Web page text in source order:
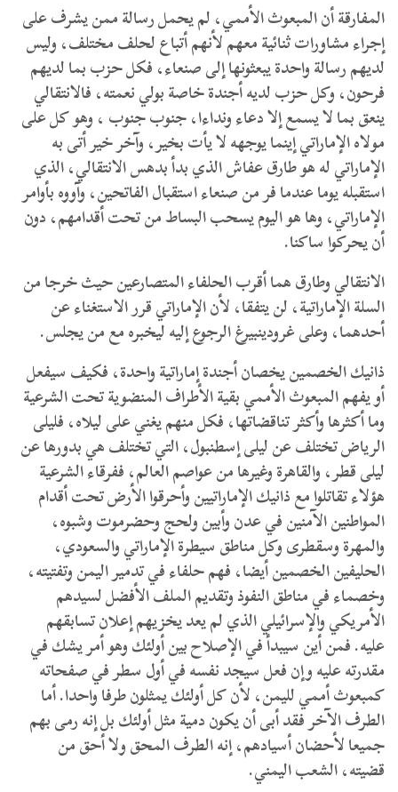
المفارقة أن المبعوث الأممي، لم يحمل رسالة ممن يشرف على
إجراء مشاورات ثنائية معهم لأنهم أتباع لحلف مختلف، وليس
لديهم رسالة واحدة يبعثونها إلى صنعاء، فكل حزب بما لديهم
فرحون، وكل حزب لديه أجندة خاصة بولي نعمته، فالانتقالي
ينعق بما لا يسمع إلا دعاء ونداءا، جنوب جنوب ، وهو كل على
مولاه الإماراتي إينما يوجهه لا يأت بخير، وآخر خير أتى به
الإماراتي له هو طارق عفاش الذي بدأ بدهس الانتقالي، الذي
استقبله يوما عندما فر من صنعاء استقبال الفاتحين، وآووه بأوامر
الإماراتي، وها هو اليوم يسحب البساط من تحت أقدامهم، دون
أن يحركوا ساكنا.
الانتقالي وطارق هما أقرب الحلفاء المتصارعين حيث خرجا من
السلة الإماراتية، لن يتفقا، لأن الإماراتي قرر الاستغناء عن
أحدهما، وعلى غرودينبيرغ الرجوع إليه ليخبره مع من يجلس.
ذانيك الخصمين يخصان أجندة إماراتية واحدة، فكيف سيفعل
أو يفهم المبعوث الأممي بقية الأطراف المنضوية تحت الشرعية
وما أكثرها وأكثر تناقضاتها، فكل منهم يغني على ليلاه، فليلى
الرياض تختلف عن ليلى إسطنبول، التي تختلف هي بدورها عن
ليلى قطر، والقاهرة وغيرها من عواصم العالم، ففرقاء الشرعية
هؤلاء تقاتلوا مع ذانيك الإماراتيين وأحرقوا الأرض تحت أقدام
المواطنين الآمنين في عدن وأبين ولحج وحضرموت وشبوه،
والمهرة وسقطرى وكل مناطق سيطرة الإماراتي والسعودي،
الحليفين الخصمين أيضا، فهم حلفاء في تدمير اليمن وتفتيته،
وخصماء في مناطق النفوذ وتقديم الملف الأفضل لسيدهم
الأمريكي والإسرائيلي الذي لم يعد يخزيهم إعلان تسابقهم
عليه.فمن أين سيبدأ في الإصلاح بين أولئك وهو أمر يشك في
مقدرته عليه وإن فعل سيجد نفسه في أول سطر في صفحاته
كمبعوث أممي لليمن، لأن كل أولئك يمثلون طرفا واحدا. أما
الطرف الآخر فقد أبى أن يكون دمية مثل أولئك بل إنه رمى بهم
جميعا لأحضان أسيادهم، إنه الطرف المحق ولا أحق من
قضيته، الشعب اليمني.